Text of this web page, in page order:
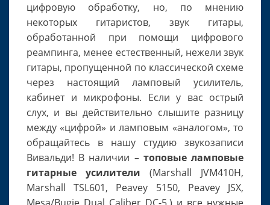
цифровую обработку, но, по мнению
некоторых гитаристов, звук гитары,
обработанной при помощи цифрового
реампинга, менее естественный, нежели звук
гитары, пропущенной по классической схеме
через настоящий ламповый усилитель,
кабинет и микрофоны. Если у вас острый
слух, и вы действительно слышите разницу
между «цифрой» и ламповым «аналогом», то
обращайтесь в нашу студию звукозаписи
Вивальди! В наличии – топовые ламповые
гитарные усилители (Marshall JVM410H,
Marshall TSL601, Peavey 5150, Peavey JSX,